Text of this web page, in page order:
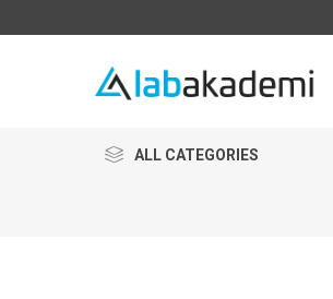
ALL CATEGORIES